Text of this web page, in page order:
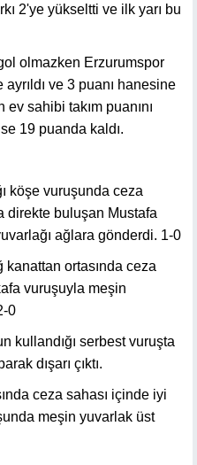
2'ye yükseltti ve ilk yarı bu
olmazken Erzurumspor
ve 3 puanı hanesine
ev sahibi takım puanını
19 puanda kaldı.
köşe vuruşunda ceza
direkte buluşan Mustafa
ağlara gönderdi. 1-0
kanattan ortasında ceza
vuruşuyla meşin
0
kullandığı serbest vuruşta
dışarı çıktı.
ceza sahası içinde iyi
meşin yuvarlak üst